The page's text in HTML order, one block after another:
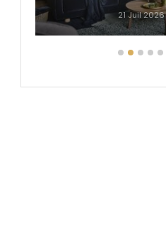
21 Juil 2026